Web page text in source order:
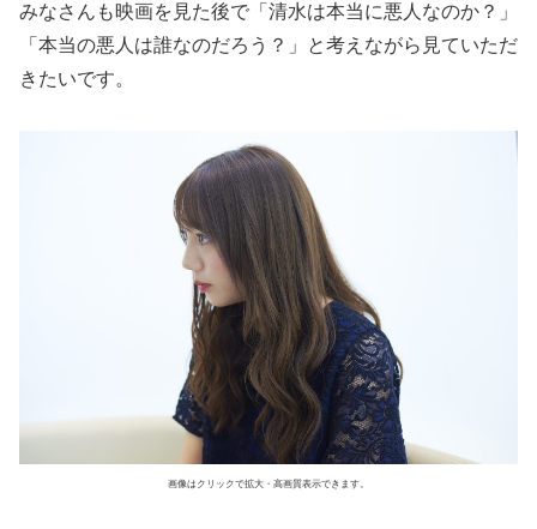
みなさんも映画を見た後で「清水は本当に悪人なのか？」
「本当の悪人は誰なのだろう？」と考えながら見ていただ
きたいです。
画像はクリックで拡大・高画質表示できます。